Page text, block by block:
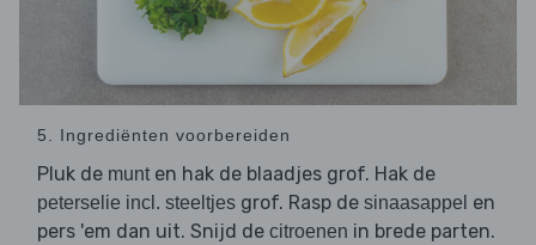
5. Ingrediënten voorbereiden
Pluk de munten hak de blaadjes grof. Hak de
peterselie incl. steeltjes grof. Rasp de sinaasappel en
pers 'em dan uit. Snijd de citroenen in brede parten.